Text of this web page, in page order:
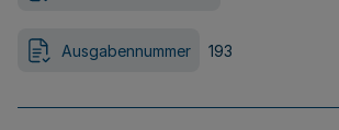
Ausgabennummer 193